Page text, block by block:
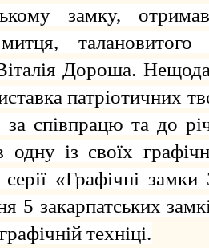
замку,
талановитого
Дороша.
патріотичних
за співпрацю та до
одну із своїх
серії «Графічні
5 закарпатських
техніці.